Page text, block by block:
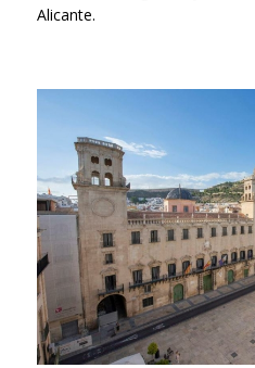
Alicante.